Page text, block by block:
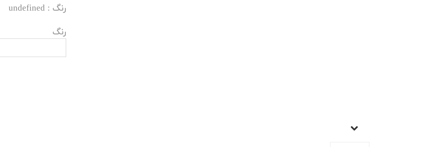
رنگ : undefined
رنگ